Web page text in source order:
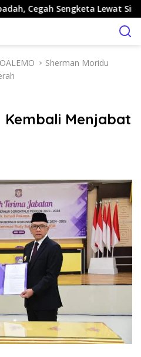
Sengketa Lewat Sinergi
Sherman Moridu
Kembali Menjabat